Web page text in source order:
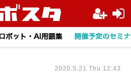
ロボット・AI用語集 開催予定のセミ
2020.5.21 Thu 12:43